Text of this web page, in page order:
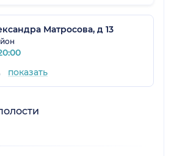
Это действительно удобно
Матросова, д 13
показать